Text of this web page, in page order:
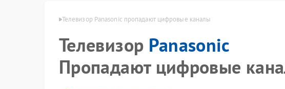
Телевизор Panasonic пропадают цифровые каналы
Телевизор Panasonic
Пропадают цифровые